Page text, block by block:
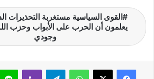
القوى السياسية مستغربة التحذيرات
يعلمون أن الحرب على الأبواب وحزب
وجودي
واتساب